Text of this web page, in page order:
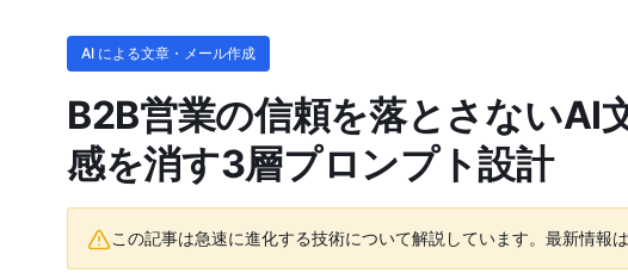
AI による文章・メール作成
B2B営業の信頼を落とさないAI
感を消す3層プロンプト設計
この記事は急速に進化する技術について解説しています。最新情報